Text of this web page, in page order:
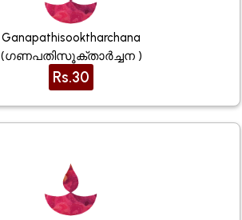
Ganapathisooktharchana
(ഗണപതിസൂക്താർച്ചന )
Rs.30